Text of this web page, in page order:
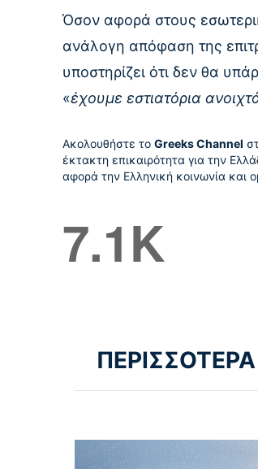
Όσον αφορά στους
ανάλογη απόφαση της
υποστηρίζει ότι δεν θα
«έχουμε εστιατόρια
Ακολουθήστε το Greeks Channel
έκτακτη επικαιρότητα για την
αφορά την Ελληνική κοινωνία και
7.1K